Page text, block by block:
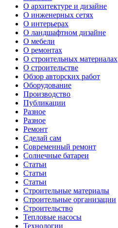
О архитектуре и дизайне
О инженерных сетях
О интерьерах
О ландшафтном дизайне
О мебели
О ремонтах
О строительных материалах
О строительстве
Обзор авторских работ
Оборудование
Производство
Публикации
Разное
Разное
Ремонт
Сделай сам
Современный ремонт
Солнечные батареи
Статьи
Статьи
Статьи
Строительные материалы
Строительные организации
Строительство
Тепловые насосы
Технологии